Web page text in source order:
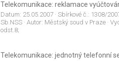
Telekomunikace: reklamace
Datum: 25.05.2007· Sbírkové č.: 1308/
Sb.NSS· Autor: Městský soud v Praze·
odst.8;
Telekomunikace: jednotný telefonní